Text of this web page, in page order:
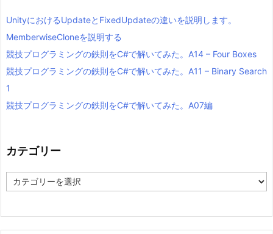
UnityにおけるUpdateとFixedUpdateの違いを説明します。
MemberwiseCloneを説明する
競技プログラミングの鉄則をC#で解いてみた。A14 – Four Boxes
競技プログラミングの鉄則をC#で解いてみた。A11 – Binary Search
1
競技プログラミングの鉄則をC#で解いてみた。A07編
カテゴリー
テ